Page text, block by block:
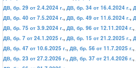
ДВ, бр. 29 от 2.4.2024 г., ДВ, бр. 34 от 16.4.2024 г.,
ДВ, бр. 40 от 7.5.2024 г., ДВ, бр. 49 от 11.6.2024 г.,
ДВ, бр. 75 от 3.9.2024 г., ДВ, бр. 96 от 12.11.2024 г.,
ДВ, бр. 7 от 24.1.2025 г., ДВ, бр. 15 от 21.2.2025 г.,
ДВ, бр. 47 от 10.6.2025 г., ДВ, бр. 56 от 11.7.2025 г.,
ДВ, бр. 23 от 27.2.2026 г., ДВ, бр. 37 от 21.4.2026 г.,